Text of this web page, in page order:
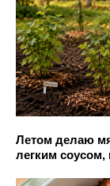
Летом делаю
легким